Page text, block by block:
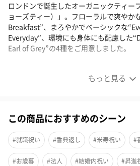
もっと見る
ロンドンで誕生したオーガニックティー
ョーズティー）」。フローラルで爽やか
Breakfast”、まろやかでベーシックな
Everyday”、環境にも身体にも配慮した
Earl of Grey”の4種をご用意しました。
誰でも気軽に最高品質のお茶を
ロンドンで誕生したオーガニックティー
ョーズティー）」から4種類の紅茶をご用
ク入り、おしゃれなパッケージも魅力で
この商品におすすめのシーン
#就職祝い #香典返し #米寿祝い #
#お歳暮 #法人 #結婚内祝い #昇進